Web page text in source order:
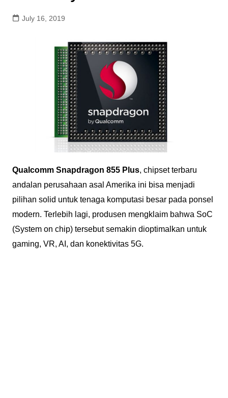
July 16, 2019
Qualcomm Snapdragon 855 Plus, chipset terbaru
andalan perusahaan asal Amerika ini bisa menjadi
pilihan solid untuk tenaga komputasi besar pada ponsel
modern. Terlebih lagi, produsen mengklaim bahwa SoC
(System on chip) tersebut semakin dioptimalkan untuk
gaming, VR, AI, dan konektivitas 5G.